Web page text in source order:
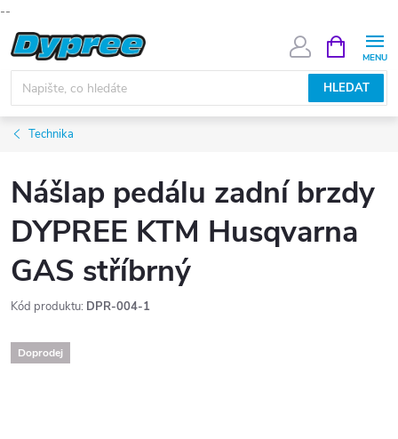
--
Přejít
na
obsah
HLEDAT
NÁKUPNÍ
KOŠÍK
Technika
Nášlap pedálu zadní brzdy
DYPREE KTM Husqvarna
GAS stříbrný
Kód produktu: DPR-004-1
Doprodej